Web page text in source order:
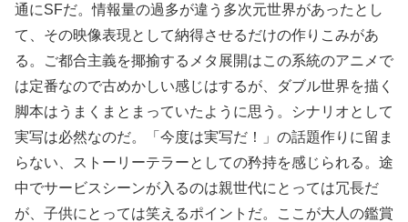
通にSFだ。情報量の過多が違う多次元世界があったとし
て、その映像表現として納得させるだけの作りこみがあ
る。ご都合主義を揶揄するメタ展開はこの系統のアニメで
は定番なので古めかしい感じはするが、ダブル世界を描く
脚本はうまくまとまっていたように思う。シナリオとして
実写は必然なのだ。「今度は実写だ！」の話題作りに留ま
らない、ストーリーテラーとしての矜持を感じられる。途
中でサービスシーンが入るのは親世代にとっては冗長だ
が、子供にとっては笑えるポイントだ。ここが大人の鑑賞